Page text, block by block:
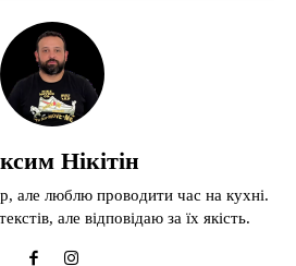
Нікітін
але люблю проводити час на кухні.
але відповідаю за їх якість.